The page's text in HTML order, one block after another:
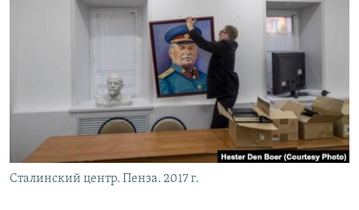
СЕВЕР.РЕАЛИИ
СИБИРЬ.РЕАЛИИ
РАСПИСАНИЕ ВЕЩАНИЯ
ПОДПИШИТЕСЬ НА РАССЫЛКУ
СОЦИАЛЬНЫЕ СЕТИ
Сталинский центр. Пенза. 2017 г.